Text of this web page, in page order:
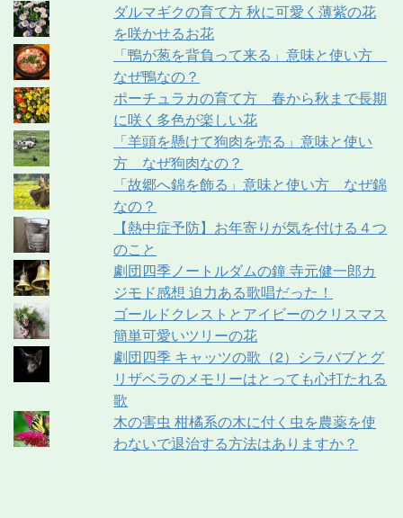
ダルマギクの育て方 秋に可愛く薄紫の花
を咲かせるお花
「鴨が葱を背負って来る」意味と使い方
なぜ鴨なの？
ポーチュラカの育て方 春から秋まで長期
に咲く多色が楽しい花
「羊頭を懸けて狗肉を売る」意味と使い
方 なぜ狗肉なの？
「故郷へ錦を飾る」意味と使い方 なぜ錦
なの？
【熱中症予防】お年寄りが気を付ける４つ
のこと
劇団四季ノートルダムの鐘 寺元健一郎カ
ジモド感想 迫力ある歌唱だった！
ゴールドクレストとアイビーのクリスマス
簡単可愛いツリーの花
劇団四季 キャッツの歌（2）シラバブとグ
リザベラのメモリーはとっても心打たれる
歌
木の害虫 柑橘系の木に付く虫を農薬を使
わないで退治する方法はありますか？